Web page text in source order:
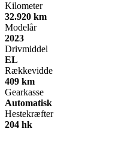
Kilometer
32.920 km
Modelår
2023
Drivmiddel
EL
Rækkevidde
409 km
Gearkasse
Automatisk
Hestekræfter
204 hk